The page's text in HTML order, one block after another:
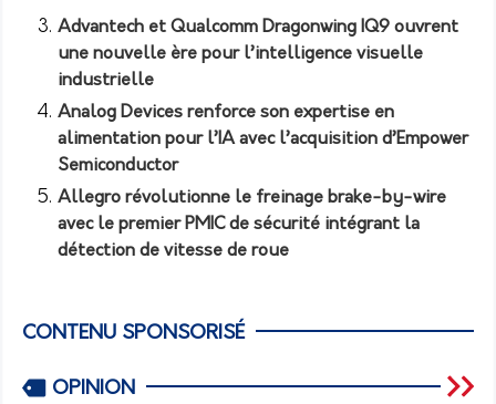
Advantech et Qualcomm Dragonwing IQ9 ouvrent
une nouvelle ère pour l’intelligence visuelle
industrielle
Analog Devices renforce son expertise en
alimentation pour l’IA avec l’acquisition d’Empower
Semiconductor
Allegro révolutionne le freinage brake-by-wire
avec le premier PMIC de sécurité intégrant la
détection de vitesse de roue
CONTENU SPONSORISÉ
OPINION